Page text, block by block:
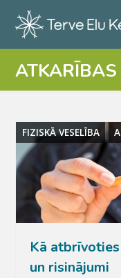
ATKARĪBAS
FIZISKĀ VESELĪBA
Kā
un risinājumi